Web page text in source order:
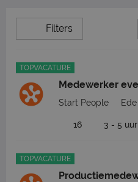
Filters
TOPVACATURE
Medewerker
Start People Ede
16 3 - 5 uur
TOPVACATURE